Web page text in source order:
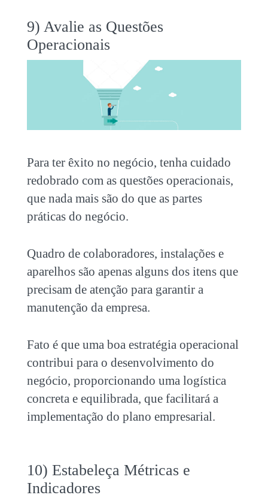
9) Avalie as Questões
Operacionais
Para ter êxito no negócio, tenha cuidado
redobrado com as questões operacionais,
que nada mais são do que as partes
práticas do negócio.
Quadro de colaboradores, instalações e
aparelhos são apenas alguns dos itens que
precisam de atenção para garantir a
manutenção da empresa.
Fato é que uma boa estratégia operacional
contribui para o desenvolvimento do
negócio, proporcionando uma logística
concreta e equilibrada, que facilitará a
implementação do plano empresarial.
10) Estabeleça Métricas e
Indicadores